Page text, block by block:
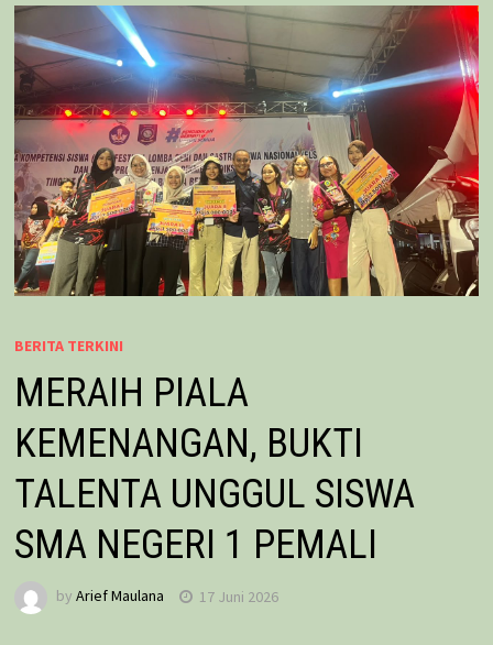
BERITA TERKINI
MERAIH PIALA
KEMENANGAN, BUKTI
TALENTA UNGGUL SISWA
SMA NEGERI 1 PEMALI
by Arief Maulana 17 Juni 2026